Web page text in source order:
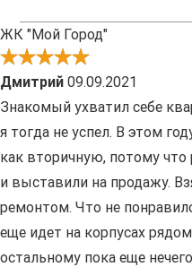
ЖК "Мой Город"
Дмитрий 09.09.2021
Знакомый ухватил себе
я тогда не успел. В этом
как вторичную, потому что
и выставили на продажу.
ремонтом. Что не
еще идет на корпусах
остальному пока еще